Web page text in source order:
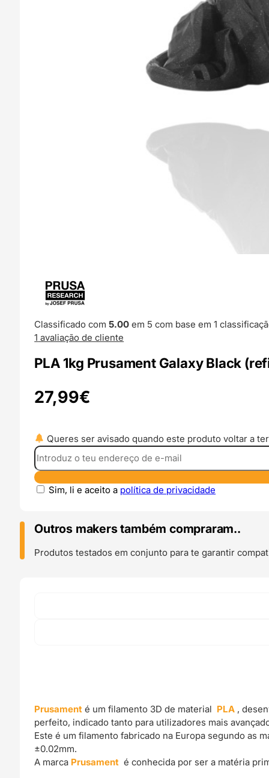
Classificado com5.00 em 5 com base em1
1 avaliação de cliente
PLA 1kg Prusament Galaxy Black
27,99€
Queres ser avisado quando este produto voltar a
Sim, li e aceito a política de privacidade
Outros makers também compraram..
Produtos testados em conjunto para te garantir
Prusament é um filamento 3D de material PLA ,
perfeito, indicado tanto para utilizadores mais
Este é um filamento fabricado na Europa segundo as
±0.02mm.
A marca Prusament é conhecida por ser a matéria